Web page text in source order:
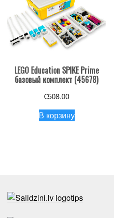
LEGO Education SPIKE Prime
базовый комплект (45678)
€508.00
В корзину